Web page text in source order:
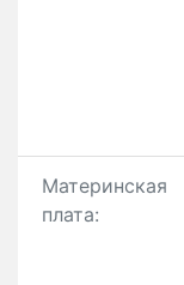
Материнская
плата: